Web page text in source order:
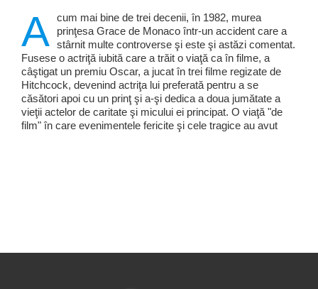
A cum mai bine de trei decenii, în 1982, murea
prinţesa Grace de Monaco într-un accident care a
stârnit multe controverse şi este şi astăzi comentat.
Fusese o actriţă iubită care a trăit o viaţă ca în filme, a
câştigat un premiu Oscar, a jucat în trei filme regizate de
Hitchcock, devenind actriţa lui preferată pentru a se
căsători apoi cu un prinţ şi a-şi dedica a doua jumătate a
vieţii actelor de caritate şi micului ei principat. O viaţă "de
film" în care evenimentele fericite şi cele tragice au avut